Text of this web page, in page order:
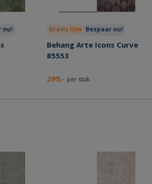
nu! Gratis lijm Bespaar nu!
Behang Arte Icons Curve
85553
299,- per stuk